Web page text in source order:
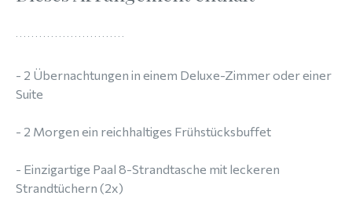
- 2 Übernachtungen in einem Deluxe-Zimmer oder einer
Suite
- 2 Morgen ein reichhaltiges Frühstücksbuffet
- Einzigartige Paal 8-Strandtasche mit leckeren
Strandtüchern (2x)